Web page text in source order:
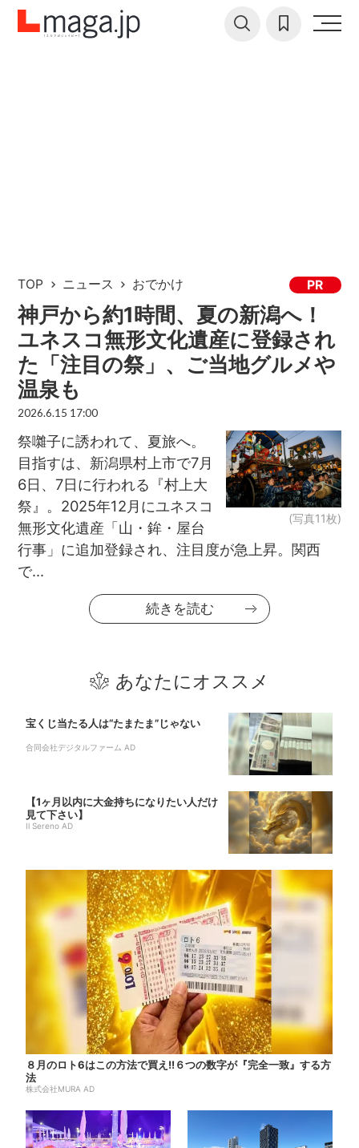
TOP ニュース おでかけ PR
神戸から約1時間、夏の新潟へ！
ユネスコ無形文化遺産に登録され
た「注目の祭」、ご当地グルメや
温泉も
2026.6.15 17:00
(写真11枚)
祭囃子に誘われて、夏旅へ。
目指すは、新潟県村上市で7月
6日、7日に行われる『村上大
祭』。2025年12月にユネスコ
無形文化遺産「山・鉾・屋台
行事」に追加登録され、注目度が急上昇。関西
で...
続きを読む
あなたにオススメ
宝くじ当たる人は“たまたま”じゃない
合同会社デジタルファーム AD
【1ヶ月以内に大金持ちになりたい人だけ
見て下さい】
Il Sereno AD
８月のロト6はこの方法で買え!!６つの数字が『完全一致』する方
法
株式会社MURA AD